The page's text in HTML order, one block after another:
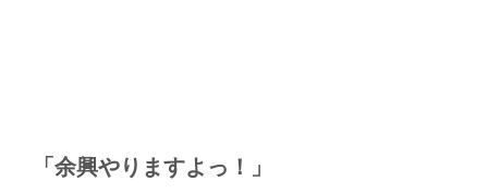
「余興やりますよっ！」